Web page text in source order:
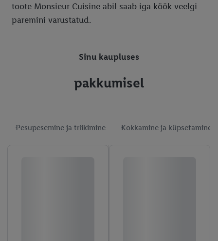
toote Monsieur Cuisine abil saab iga köök veelgi
paremini varustatud.
Sinu kaupluses
pakkumisel
Pesupesemine ja triikimine Kokkamine ja küpsetamine